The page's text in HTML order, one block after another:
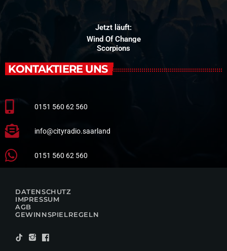
Jetzt läuft:
Wind Of Change
Scorpions
KONTAKTIERE UNS
0151 560 62 560
info@cityradio.saarland
0151 560 62 560
DATENSCHUTZ
IMPRESSUM
AGB
GEWINNSPIELREGELN